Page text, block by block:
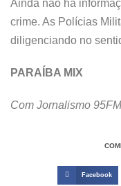
Ainda não há
crime. As Polícias
diligenciando no
PARAÍBA MIX
Com Jornalismo 95FM
Facebook